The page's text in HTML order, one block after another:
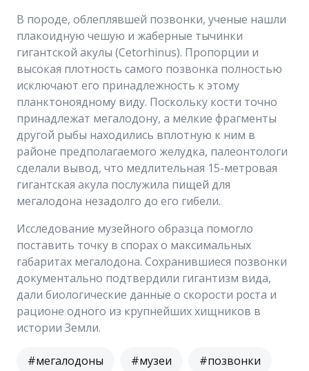
В породе, облеплявшей позвонки, ученые нашли
плакоидную чешую и жаберные тычинки
гигантской акулы (Cetorhinus). Пропорции и
высокая плотность самого позвонка полностью
исключают его принадлежность к этому
планктоноядному виду. Поскольку кости точно
принадлежат мегалодону, а мелкие фрагменты
другой рыбы находились вплотную к ним в
районе предполагаемого желудка, палеонтологи
сделали вывод, что медлительная 15-метровая
гигантская акула послужила пищей для
мегалодона незадолго до его гибели.
Исследование музейного образца помогло
поставить точку в спорах о максимальных
габаритах мегалодона. Сохранившиеся позвонки
документально подтвердили гигантизм вида,
дали биологические данные о скорости роста и
рационе одного из крупнейших хищников в
истории Земли.
#мегалодоны #музеи #позвонки